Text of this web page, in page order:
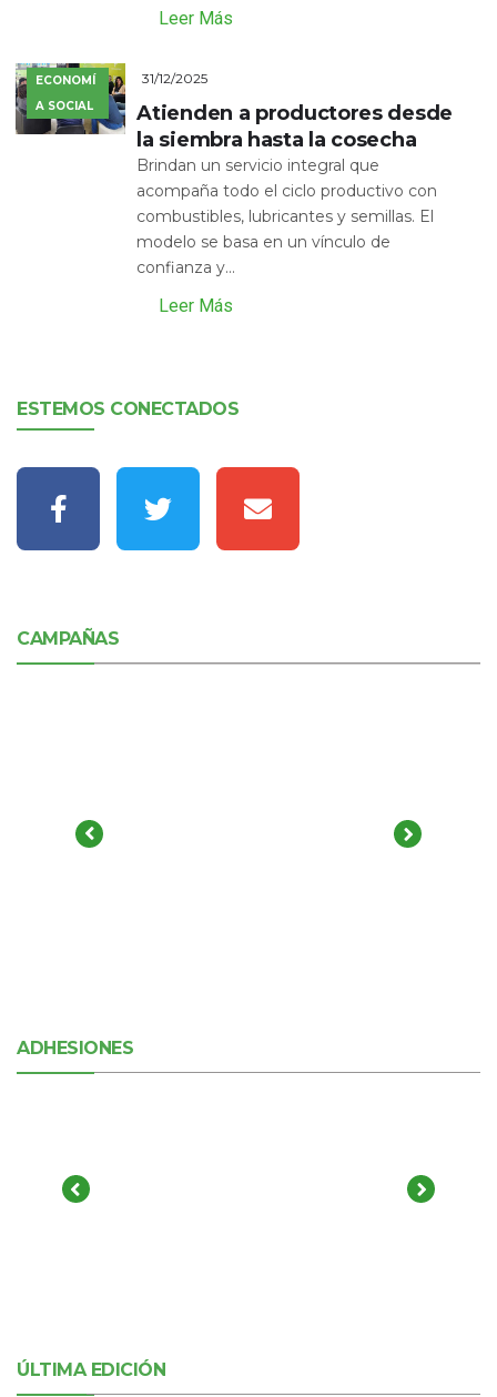
Leer Más
ECONOMÍ
A SOCIAL
31/12/2025
Atienden a productores desde
la siembra hasta la cosecha
Brindan un servicio integral que
acompaña todo el ciclo productivo con
combustibles, lubricantes y semillas. El
modelo se basa en un vínculo de
confianza y...
Leer Más
ESTEMOS CONECTADOS
CAMPAÑAS
ADHESIONES
ÚLTIMA EDICIÓN